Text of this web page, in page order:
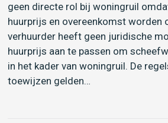
geen directe rol bij woningruil
huurprijs en overeenkomst worden
verhuurder heeft geen juridische
huurprijs aan te passen om
in het kader van woningruil. De
toewijzen gelden…